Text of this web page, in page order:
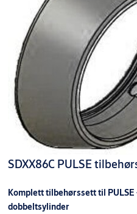
SDXX86C PULSE
Komplett tilbehørssett til
dobbeltsylinder